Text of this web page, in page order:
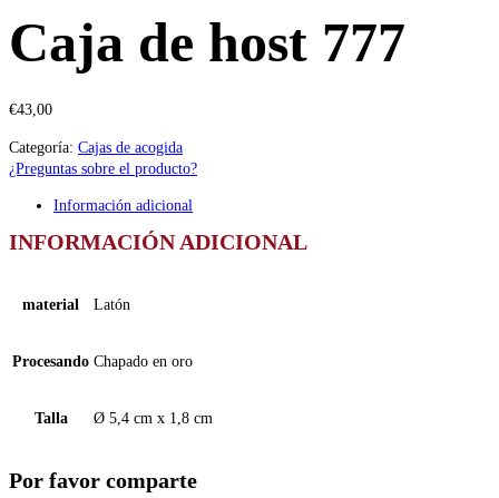
Caja de host 777
€43,00
Categoría: Cajas de acogida
¿Preguntas sobre el producto?
Información adicional
INFORMACIÓN ADICIONAL
material Latón
Procesando Chapado en oro
Talla Ø 5,4 cm x 1,8 cm
Por favor comparte